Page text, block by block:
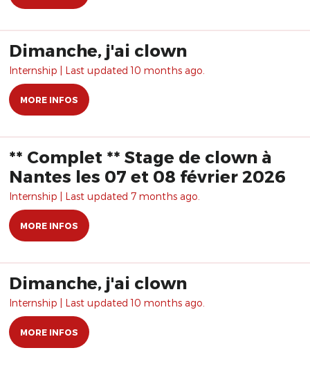
Dimanche, j'ai clown
Internship | Last updated 10 months ago.
MORE INFOS
** Complet ** Stage de clown à
Nantes les 07 et 08 février 2026
Internship | Last updated 7 months ago.
MORE INFOS
Dimanche, j'ai clown
Internship | Last updated 10 months ago.
MORE INFOS